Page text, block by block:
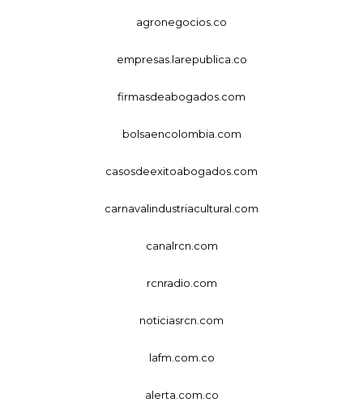
agronegocios.co
empresas.larepublica.co
firmasdeabogados.com
bolsaencolombia.com
casosdeexitoabogados.com
carnavalindustriacultural.com
canalrcn.com
rcnradio.com
noticiasrcn.com
lafm.com.co
alerta.com.co